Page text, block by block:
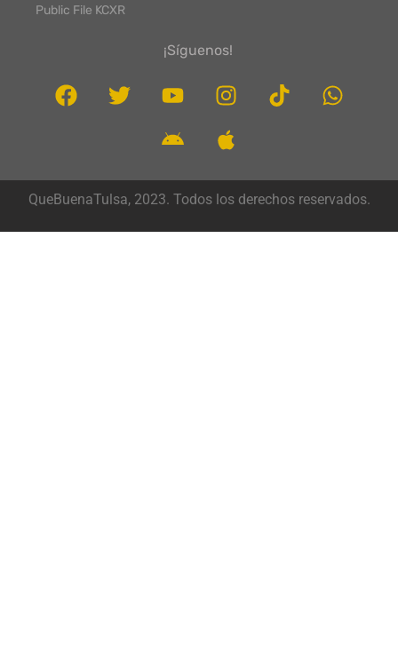
Public File KCXR
¡Síguenos!
QueBuenaTulsa, 2023. Todos los derechos reservados.